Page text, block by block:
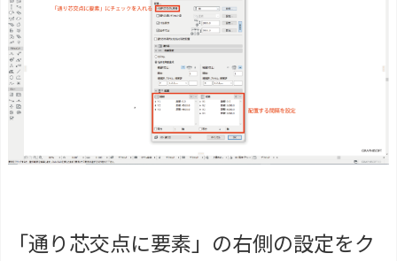
「通り芯交点に要素」の右側の設定をク